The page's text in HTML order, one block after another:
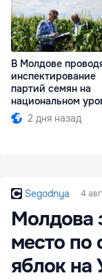
В Молдове
инспектирование
партий семян на
национальном
2 дня назад
Segodnya 4
Молдова
место по
яблок на